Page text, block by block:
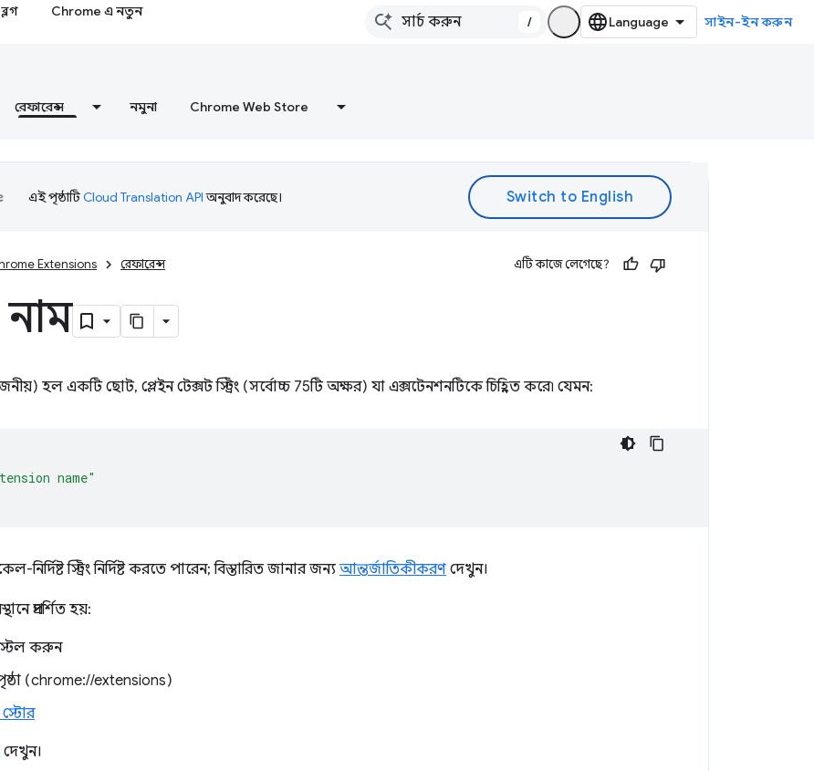
ব্লগ Chrome এ নতুন
/ সাইন-ইন করুন
রেফারেন্স নমুনা Chrome Web Store
এই পৃষ্ঠাটিCloud Translation APIঅনুবাদ করেছে।
Extensions রেফারেন্স এটি কাজে লেগেছে?
নাম
হল একটি ছোট, প্লেইন টেক্সট স্ট্রিং (সর্বোচ্চ 75টি অক্ষর) যা এক্সটেনশনটিকে চিহ্নিত করে৷ যেমন:
name"
স্ট্রিং নির্দিষ্ট করতে পারেন; বিস্তারিত জানার জন্য আন্তর্জাতিকীকরণ দেখুন।
প্রদর্শিত হয়:
করুন
(chrome://extensions)
দেখুন।